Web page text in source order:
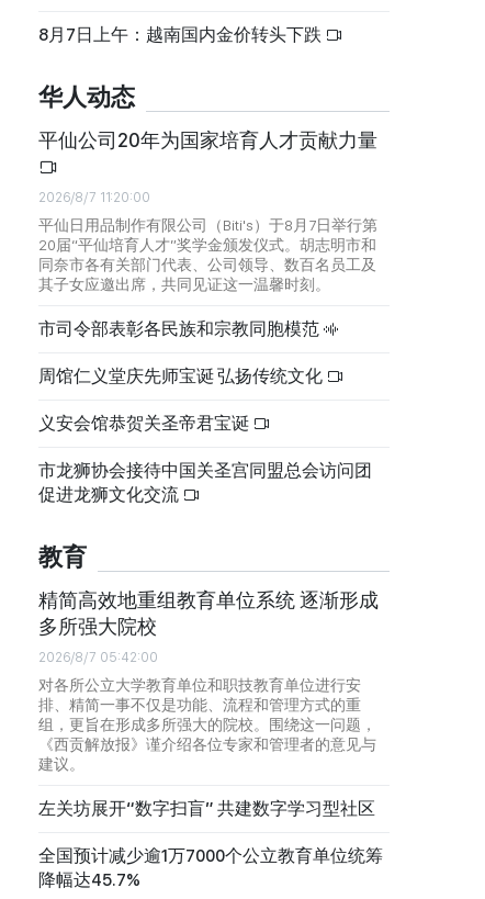
8月7日上午：越南国内金价转头下跌
华人动态
平仙公司20年为国家培育人才贡献力量
2026/8/7 11:20:00
平仙日用品制作有限公司（Biti's）于8月7日举行第
20届“平仙培育人才”奖学金颁发仪式。胡志明市和
同奈市各有关部门代表、公司领导、数百名员工及
其子女应邀出席，共同见证这一温馨时刻。
市司令部表彰各民族和宗教同胞模范
周馆仁义堂庆先师宝诞 弘扬传统文化
义安会馆恭贺关圣帝君宝诞
市龙狮协会接待中国关圣宫同盟总会访问团
促进龙狮文化交流
教育
精简高效地重组教育单位系统 逐渐形成
多所强大院校
2026/8/7 05:42:00
对各所公立大学教育单位和职技教育单位进行安
排、精简一事不仅是功能、流程和管理方式的重
组，更旨在形成多所强大的院校。围绕这一问题，
《西贡解放报》谨介绍各位专家和管理者的意见与
建议。
左关坊展开“数字扫盲” 共建数字学习型社区
全国预计减少逾1万7000个公立教育单位统筹
降幅达45.7%